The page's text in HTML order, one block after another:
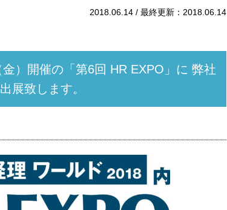
2018.06.14 / 最終更新：2018.06.14
）開催の「第6回 HR EXPO」に 弊社
展致します。